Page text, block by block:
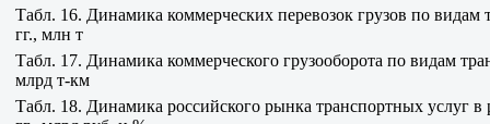
Табл. 16. Динамика коммерческих перевозок грузов по
гг., млн т
Табл. 17. Динамика коммерческого грузооборота по видам
млрд т-км
Табл. 18. Динамика российского рынка транспортных услуг